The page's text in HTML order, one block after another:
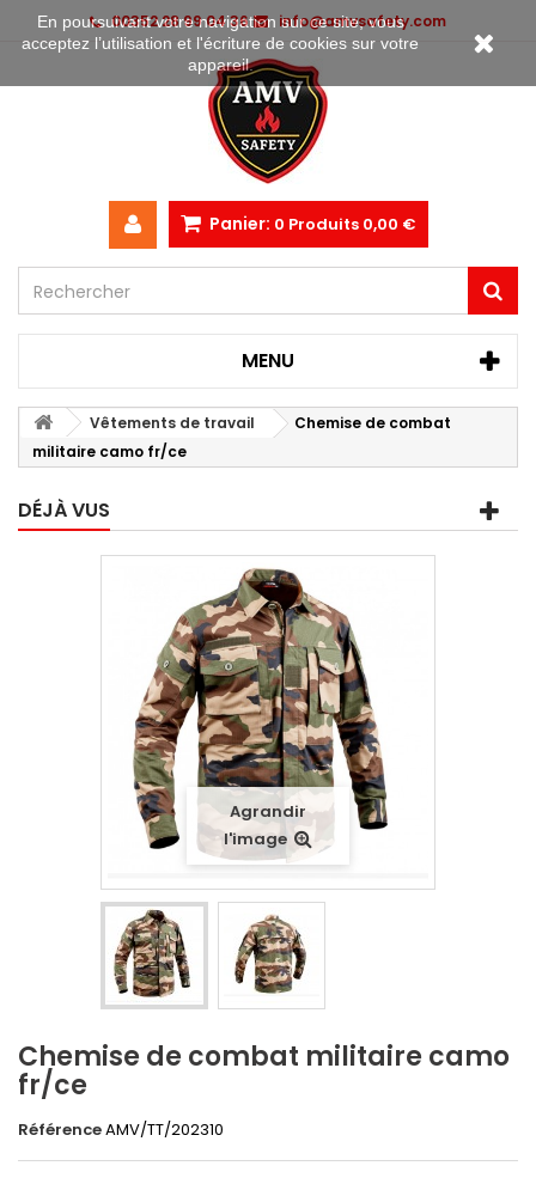
00352 28 99 04 36 info@amvsafety.com
Panier: 0 Produits 0,00 €
MENU
Vêtements de travail
Chemise de combat
militaire camo fr/ce
DÉJÀ VUS
Agrandir
l'image
Chemise de combat militaire camo
fr/ce
RéférenceAMV/TT/202310
En poursuivant votre navigation sur ce site, vous
acceptez l’utilisation et l'écriture de cookies sur votre
appareil.